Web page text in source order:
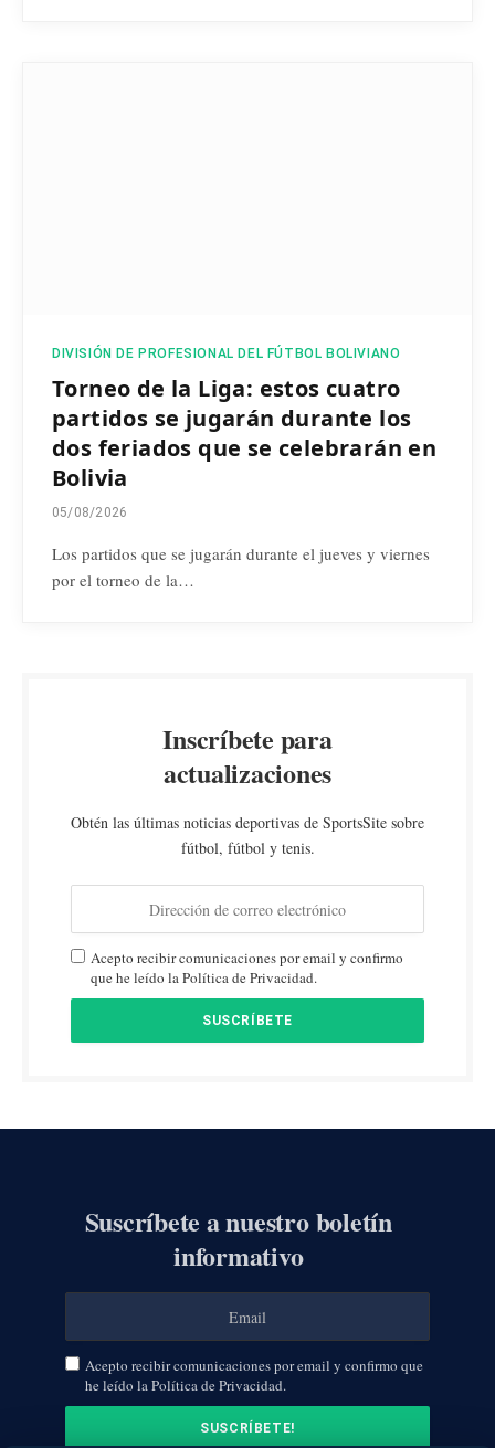
DIVISIÓN DE PROFESIONAL DEL FÚTBOL BOLIVIANO
Torneo de la Liga: estos cuatro
partidos se jugarán durante los
dos feriados que se celebrarán en
Bolivia
05/08/2026
Los partidos que se jugarán durante el jueves y viernes
por el torneo de la…
Inscríbete para
actualizaciones
Obtén las últimas noticias deportivas de SportsSite sobre
fútbol, fútbol y tenis.
Acepto recibir comunicaciones por email y confirmo
que he leído la Política de Privacidad.
Suscríbete a nuestro boletín
informativo
Acepto recibir comunicaciones por email y confirmo que
he leído la Política de Privacidad.